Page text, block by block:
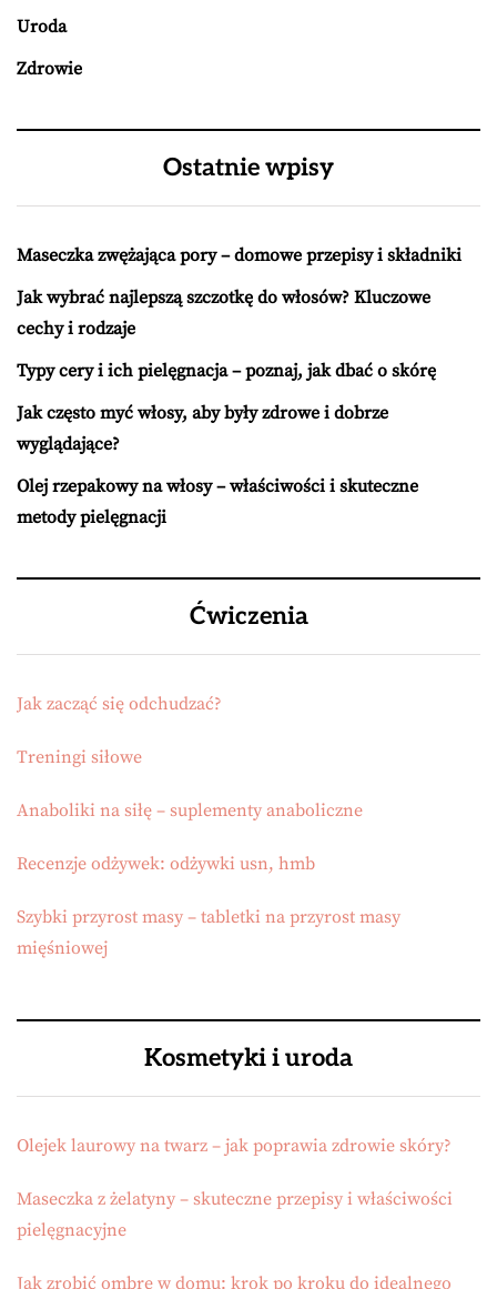
Uroda
Zdrowie
Ostatnie wpisy
Maseczka zwężająca pory – domowe przepisy i składniki
Jak wybrać najlepszą szczotkę do włosów? Kluczowe
cechy i rodzaje
Typy cery i ich pielęgnacja – poznaj, jak dbać o skórę
Jak często myć włosy, aby były zdrowe i dobrze
wyglądające?
Olej rzepakowy na włosy – właściwości i skuteczne
metody pielęgnacji
Ćwiczenia
Jak zacząć się odchudzać?
Treningi siłowe
Anaboliki na siłę – suplementy anaboliczne
Recenzje odżywek: odżywki usn, hmb
Szybki przyrost masy – tabletki na przyrost masy
mięśniowej
Kosmetyki i uroda
Olejek laurowy na twarz – jak poprawia zdrowie skóry?
Maseczka z żelatyny – skuteczne przepisy i właściwości
pielęgnacyjne
Jak zrobić ombre w domu: krok po kroku do idealnego